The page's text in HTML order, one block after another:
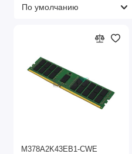
M378A2K43EB1-CWE